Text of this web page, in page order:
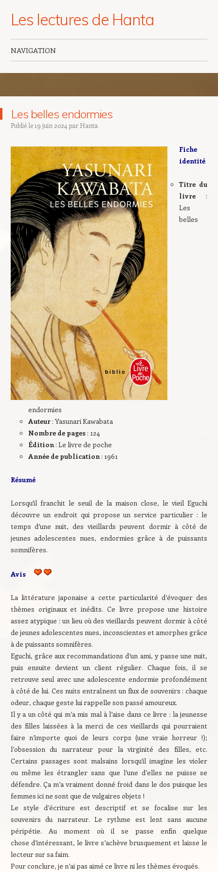
Les lectures de Hanta
NAVIGATION
Les belles endormies
Publié le19 juin 2024 par Hanta
Fiche
identité
Titre du
livre:
Les
belles
endormies
Auteur: Yasunari Kawabata
Nombre de pages: 124
Édition: Le livre de poche
Année de publication: 1961
Résumé
Lorsqu’il franchit le seuil de la maison close, le vieil Eguchi
découvre un endroit qui propose un service particulier : le
temps d’une nuit, des vieillards peuvent dormir à côté de
jeunes adolescentes nues, endormies grâce à de puissants
somnifères.
Avis
La littérature japonaise a cette particularité d’évoquer des
thèmes originaux et inédits. Ce livre propose une histoire
assez atypique : un lieu où des vieillards peuvent dormir à côté
de jeunes adolescentes nues, inconscientes et amorphes grâce
à de puissants somnifères.
Eguchi, grâce aux recommandations d’un ami, y passe une nuit,
puis ensuite devient un client régulier. Chaque fois, il se
retrouve seul avec une adolescente endormie profondément
à côté de lui. Ces nuits entraînent un flux de souvenirs : chaque
odeur, chaque geste lui rappelle son passé amoureux.
Il y a un côté qui m’a mis mal à l’aise dans ce livre : la jeunesse
des filles laissées à la merci de ces vieillards qui pourraient
faire n’importe quoi de leurs corps (une vraie horreur !);
l’obsession du narrateur pour la virginité des filles, etc.
Certains passages sont malsains lorsqu’il imagine les violer
ou même les étrangler sans que l’une d’elles ne puisse se
défendre. Ça m’a vraiment donné froid dans le dos puisque les
femmes ici ne sont que de vulgaires objets !
Le style d’écriture est descriptif et se focalise sur les
souvenirs du narrateur. Le rythme est lent sans aucune
péripétie. Au moment où il se passe enfin quelque
chose d’intéressant, le livre s’achève brusquement et laisse le
lecteur sur sa faim.
Pour conclure, je n’ai pas aimé ce livre ni les thèmes évoqués.